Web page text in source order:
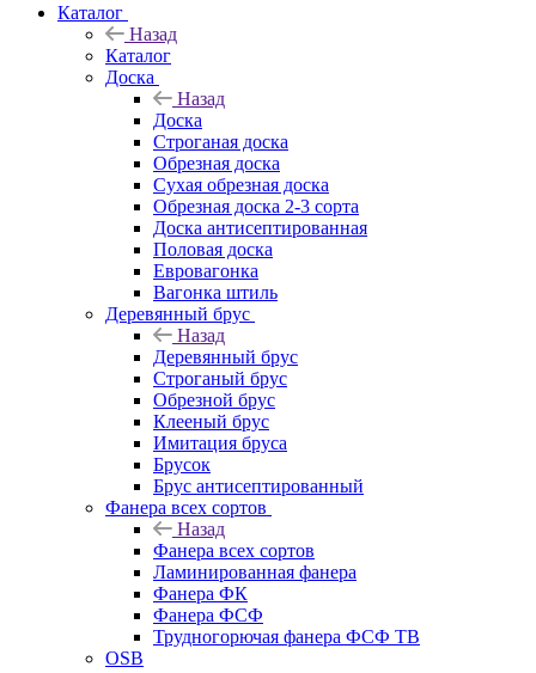
Каталог
Назад
Каталог
Доска
Назад
Доска
Строганая доска
Обрезная доска
Сухая обрезная доска
Обрезная доска 2-3 сорта
Доска антисептированная
Половая доска
Евровагонка
Вагонка штиль
Деревянный брус
Назад
Деревянный брус
Строганый брус
Обрезной брус
Клееный брус
Имитация бруса
Брусок
Брус антисептированный
Фанера всех сортов
Назад
Фанера всех сортов
Ламинированная фанера
Фанера ФК
Фанера ФСФ
Трудногорючая фанера ФСФ ТВ
OSB